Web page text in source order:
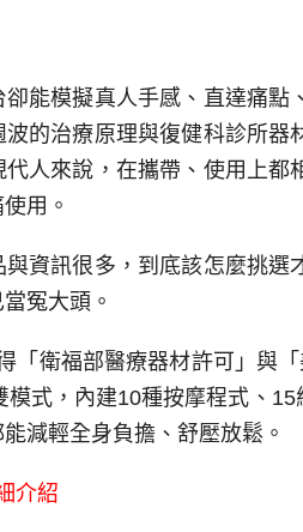
能模擬真人手感、直達痛
的治療原理與復健科診所
人來說，在攜帶、使用上
用。
資訊很多，到底該怎麼挑
冤大頭。
「衛福部醫療器材許可」與
式，內建10種按摩程式、
減輕全身負擔、舒壓放鬆。
介紹